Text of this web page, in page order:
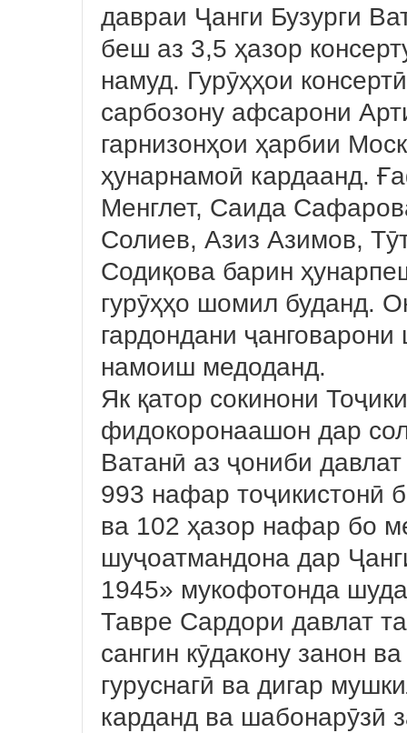
давраи Ҷанги Бузурги
беш аз 3,5 ҳазор
намуд. Гурӯҳҳои
сарбозону афсарони
гарнизонҳои ҳарбии
ҳунарнамоӣ кардаанд.
Менглет, Саида
Солиев, Азиз Азимов,
Содиқова барин
гурӯҳҳо шомил буданд.
гардондани
намоиш медоданд.
Як қатор сокинони
фидокоронаашон дар
Ватанӣ аз ҷониби
993 нафар тоҷикистонӣ
ва 102 ҳазор нафар бо
шуҷоатмандона дар
1945» мукофотонда
Тавре Сардори давлат
сангин кӯдакону занон
гуруснагӣ ва дигар
карданд ва шабонарӯзӣ